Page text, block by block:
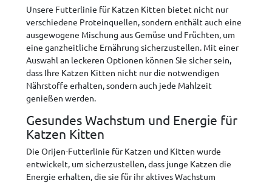
Unsere Futterlinie für Katzen Kitten bietet nicht nur
verschiedene Proteinquellen, sondern enthält auch eine
ausgewogene Mischung aus Gemüse und Früchten, um
eine ganzheitliche Ernährung sicherzustellen. Mit einer
Auswahl an leckeren Optionen können Sie sicher sein,
dass Ihre Katzen Kitten nicht nur die notwendigen
Nährstoffe erhalten, sondern auch jede Mahlzeit
genießen werden.
Gesundes Wachstum und Energie für
Katzen Kitten
Die Orijen-Futterlinie für Katzen und Kitten wurde
entwickelt, um sicherzustellen, dass junge Katzen die
Energie erhalten, die sie für ihr aktives Wachstum